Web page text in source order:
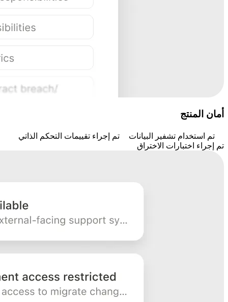
أمان المنتج
تم استخدام تشفير البيانات
تم إجراء تقييمات التحكم الذاتي
تم إجراء اختبارات الاختراق